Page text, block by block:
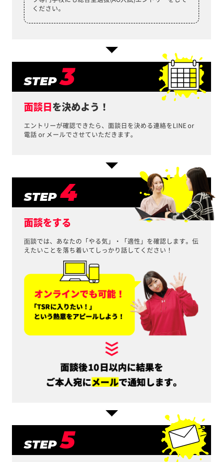
ください。
STEP3
面談日を決めよう！
エントリーが確認できたら、面談日を決める連絡をLINE or
電話 or メールでさせていただきます。
STEP4
面談をする
⾯談では、あなたの「やる気」・「適性」を確認します。伝
えたいことを落ち着いてしっかり話してください！
STEP5